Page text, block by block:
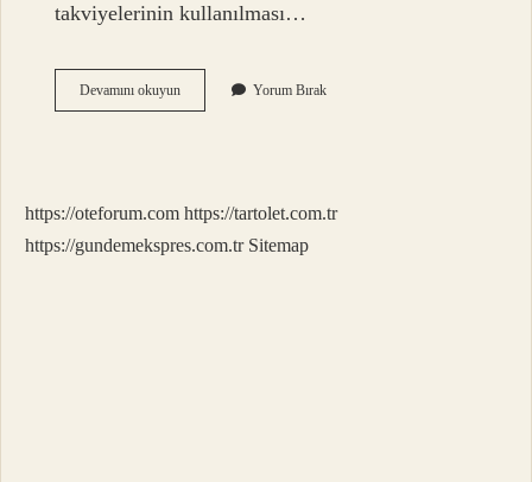
takviyelerinin kullanılması…
Devamını okuyunYıpranmış
Saça
Yorum Bırak
https://oteforum.com https://tartolet.com.tr
https://gundemekspres.com.tr Sitemap